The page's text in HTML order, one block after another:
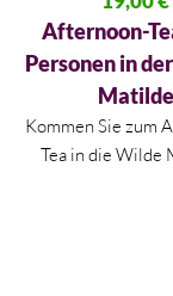
Aktueller Preis ist:
Afternoon-
Personen in
Matilde
Kommen Sie zum
Tea in die Wilde